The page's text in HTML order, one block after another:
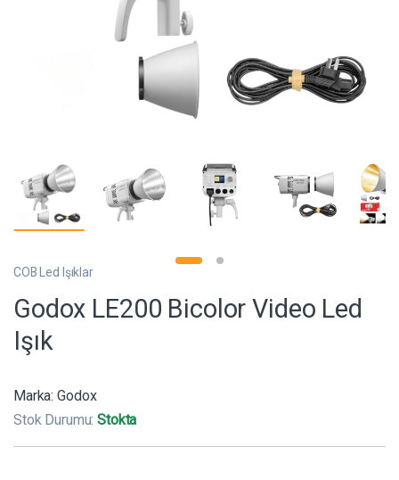
COB Led Işıklar
Godox LE200 Bicolor Video Led
Işık
Marka: Godox
Stok Durumu:Stokta